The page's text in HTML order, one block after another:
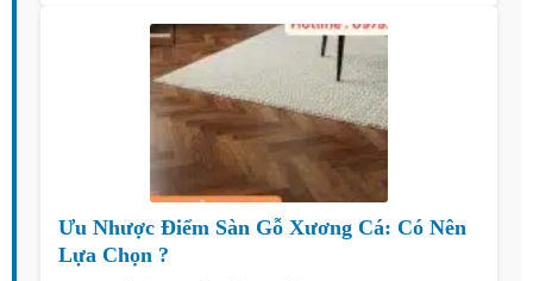
Ưu Nhược Điểm Sàn Gỗ Xương Cá: Có Nên
Lựa Chọn ?